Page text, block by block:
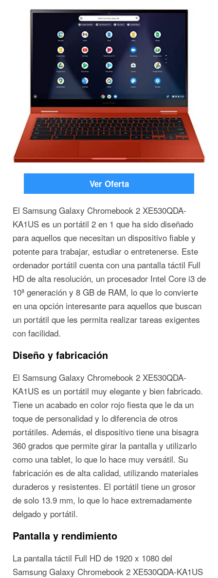
Ver Oferta
El Samsung Galaxy Chromebook 2 XE530QDA-
KA1US es un portátil 2 en 1 que ha sido diseñado
para aquellos que necesitan un dispositivo fiable y
potente para trabajar, estudiar o entretenerse. Este
ordenador portátil cuenta con una pantalla táctil Full
HD de alta resolución, un procesador Intel Core i3 de
10ª generación y 8 GB de RAM, lo que lo convierte
en una opción interesante para aquellos que buscan
un portátil que les permita realizar tareas exigentes
con facilidad.
Diseño y fabricación
El Samsung Galaxy Chromebook 2 XE530QDA-
KA1US es un portátil muy elegante y bien fabricado.
Tiene un acabado en color rojo fiesta que le da un
toque de personalidad y lo diferencia de otros
portátiles. Además, el dispositivo tiene una bisagra
360 grados que permite girar la pantalla y utilizarlo
como una tablet, lo que lo hace muy versátil. Su
fabricación es de alta calidad, utilizando materiales
duraderos y resistentes. El portátil tiene un grosor
de solo 13.9 mm, lo que lo hace extremadamente
delgado y portátil.
Pantalla y rendimiento
La pantalla táctil Full HD de 1920 x 1080 del
Samsung Galaxy Chromebook 2 XE530QDA-KA1US